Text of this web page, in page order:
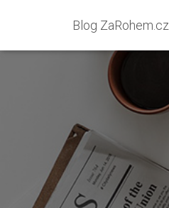
Blog ZaRohem.cz